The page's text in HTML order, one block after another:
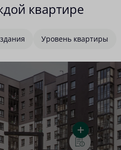
квартире
Уровень квартиры